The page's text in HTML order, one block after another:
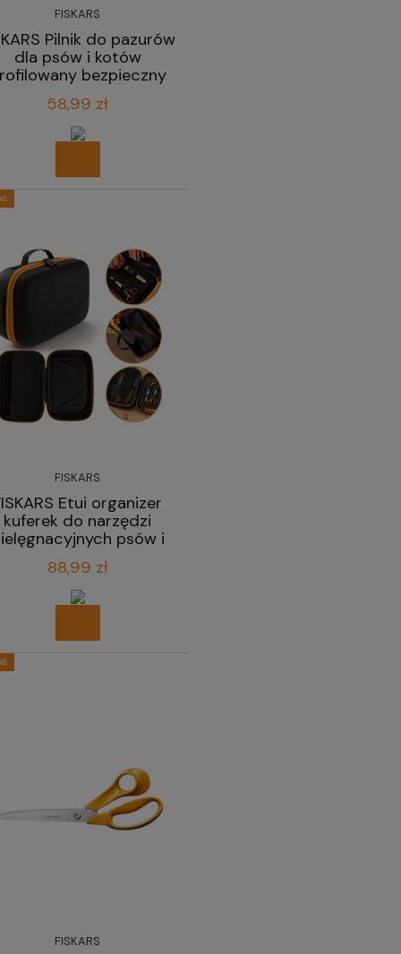
FISKARS
Pilnik do pazurów
dla psów i kotów
bezpieczny
18,3 cm
58,99 zł
FISKARS
Etui organizer
kuferek do narzędzi
psów i
88,99 zł
FISKARS